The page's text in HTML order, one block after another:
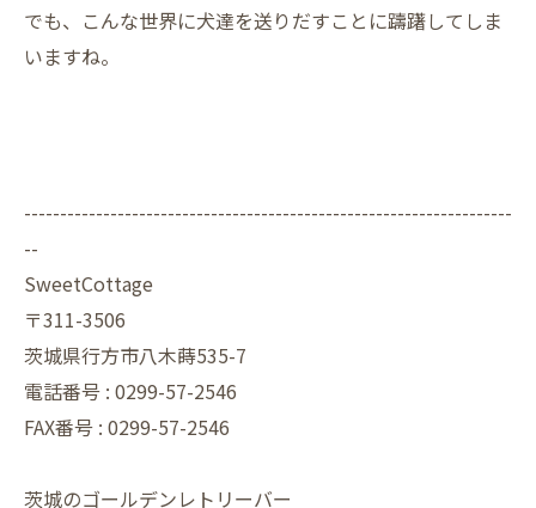
でも、こんな世界に犬達を送りだすことに躊躇してしま
いますね。
--------------------------------------------------------------------
--
SweetCottage
〒311-3506
茨城県行方市八木蒔535-7
電話番号 : 0299-57-2546
FAX番号 : 0299-57-2546
茨城のゴールデンレトリーバー